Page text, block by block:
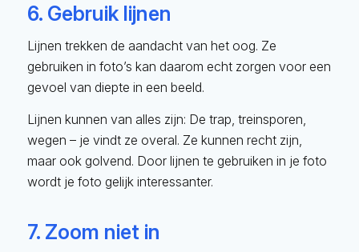
6. Gebruik lijnen
Lijnen trekken de aandacht van het oog. Ze
gebruiken in foto’s kan daarom echt zorgen voor een
gevoel van diepte in een beeld.
Lijnen kunnen van alles zijn: De trap, treinsporen,
wegen – je vindt ze overal. Ze kunnen recht zijn,
maar ook golvend. Door lijnen te gebruiken in je foto
wordt je foto gelijk interessanter.
7. Zoom niet in